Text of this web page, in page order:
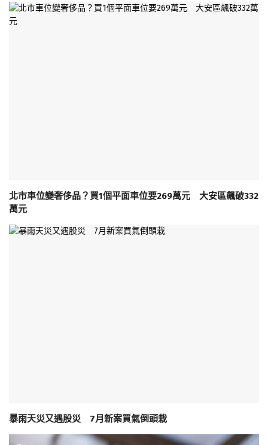
北市車位變奢侈品？買1個平面車位要269萬元 大安區飆破332
萬元
暴雨天災又遇股災 7月新案買氣倒頭栽